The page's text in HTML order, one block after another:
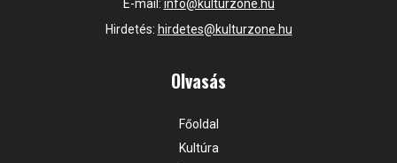
E-mail: info@kulturzone.hu
Hirdetés: hirdetes@kulturzone.hu
Olvasás
Főoldal
Kultúra